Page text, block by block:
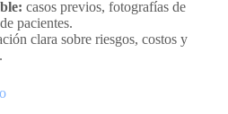
casos previos, fotografías de
pacientes.
clara sobre riesgos, costos y